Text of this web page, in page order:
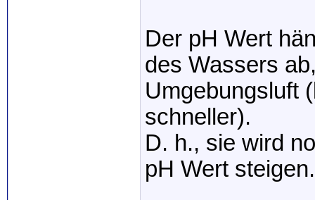
Der pH Wert
des Wassers
Umgebungsluft
schneller).
D. h., sie wird
pH Wert steigen.